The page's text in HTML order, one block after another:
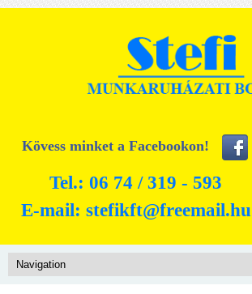
Kövess minket a Facebookon!
Tel.: 06 74 / 319 - 593
E-mail: stefikft@freemail.hu